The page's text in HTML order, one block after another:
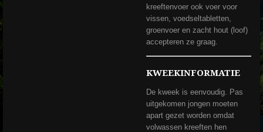
kreeftenvoer ook voer voor
vissen, voedseltabletten,
groenvoer en zacht hout (loof)
accepteren ze graag.
KWEEKINFORMATIE
De kweek is eenvoudig. Pas
uitgekomen jongen moeten
apart gezet worden omdat
volwassen kreeften hen